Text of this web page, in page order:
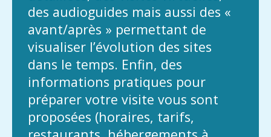
des audioguides mais aussi des «
avant/après » permettant de
visualiser l’évolution des sites
dans le temps. Enfin, des
informations pratiques pour
préparer votre visite vous sont
proposées (horaires, tarifs,